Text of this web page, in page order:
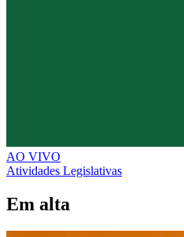
AO VIVO
Atividades Legislativas
Em alta